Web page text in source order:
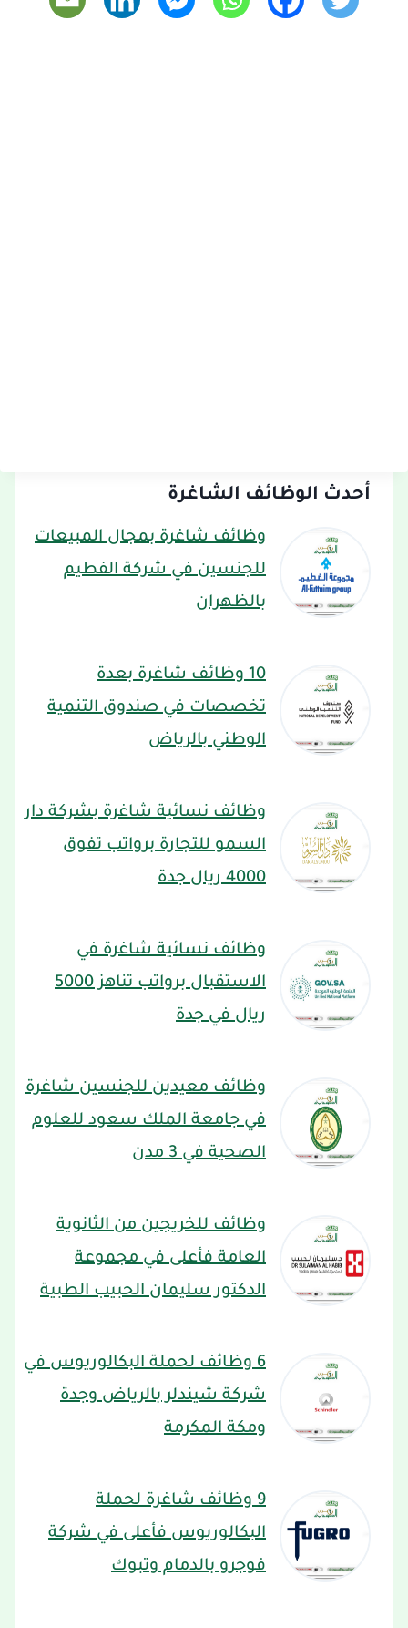
أحدث الوظائف الشاغرة
وظائف شاغرة بمجال المبيعات
للجنسين في شركة الفطيم
بالظهران
10 وظائف شاغرة بعدة
تخصصات في صندوق التنمية
الوطني بالرياض
وظائف نسائية شاغرة بشركة دار
السمو للتجارة برواتب تفوق
4000 ريال جدة
وظائف نسائية شاغرة في
الاستقبال برواتب تناهز 5000
ريال في جدة
وظائف معيدين للجنسين شاغرة
في جامعة الملك سعود للعلوم
الصحية في 3 مدن
وظائف للخريجين من الثانوية
العامة فأعلى في مجموعة
الدكتور سليمان الحبيب الطبية
6 وظائف لحملة البكالوريوس في
شركة شيندلر بالرياض وجدة
ومكة المكرمة
9 وظائف شاغرة لحملة
البكالوريوس فأعلى في شركة
فوجرو بالدمام وتبوك